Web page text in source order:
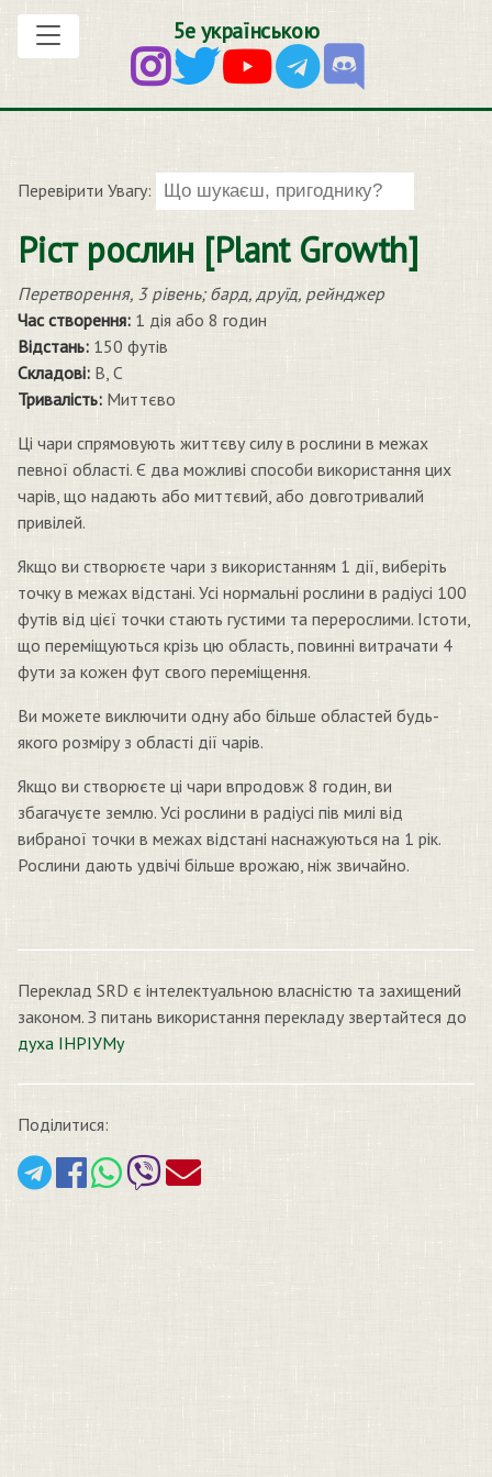
5е українською
Перевірити Увагу:
Ріст рослин [Plant Growth]
Перетворення, 3 рівень; бард, друїд, рейнджер
Час створення: 1 дія або 8 годин
Відстань: 150 футів
Складові: В, С
Тривалість: Миттєво
Ці чари спрямовують життєву силу в рослини в межах
певної області. Є два можливі способи використання цих
чарів, що надають або миттєвий, або довготривалий
привілей.
Якщо ви створюєте чари з використанням 1 дії, виберіть
точку в межах відстані. Усі нормальні рослини в радіусі 100
футів від цієї точки стають густими та перерослими. Істоти,
що переміщуються крізь цю область, повинні витрачати 4
фути за кожен фут свого переміщення.
Ви можете виключити одну або більше областей будь-
якого розміру з області дії чарів.
Якщо ви створюєте ці чари впродовж 8 годин, ви
збагачуєте землю. Усі рослини в радіусі пів милі від
вибраної точки в межах відстані наснажуються на 1 рік.
Рослини дають удвічі більше врожаю, ніж звичайно.
Переклад SRD є інтелектуальною власністю та захищений
законом. З питань використання перекладу звертайтеся до
духа ІНРІУМу
Поділитися: